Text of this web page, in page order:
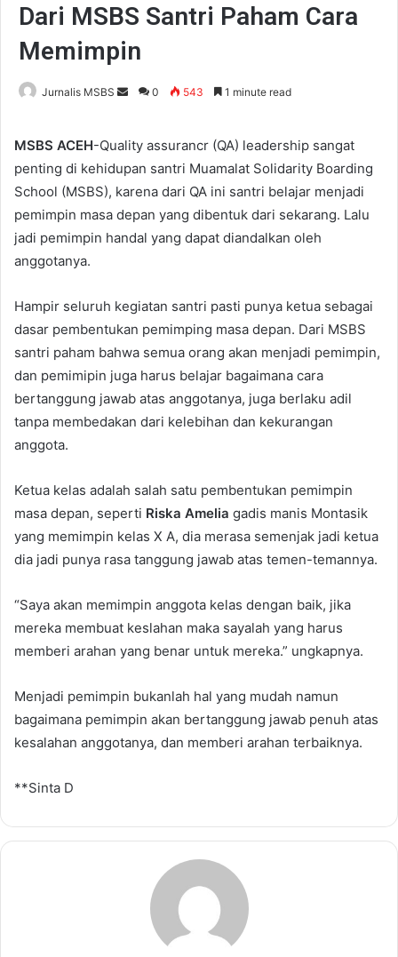
Dari MSBS Santri Paham Cara
Memimpin
Jurnalis MSBS
a
n
e
m
l
0 543 1 minute read
MSBS ACEH-Quality assurancr (QA) leadership sangat
penting di kehidupan santri Muamalat Solidarity Boarding
School (MSBS), karena dari QA ini santri belajar menjadi
pemimpin masa depan yang dibentuk dari sekarang. Lalu
jadi pemimpin handal yang dapat diandalkan oleh
anggotanya.
Hampir seluruh kegiatan santri pasti punya ketua sebagai
dasar pembentukan pemimping masa depan. Dari MSBS
santri paham bahwa semua orang akan menjadi pemimpin,
dan pemimipin juga harus belajar bagaimana cara
bertanggung jawab atas anggotanya, juga berlaku adil
tanpa membedakan dari kelebihan dan kekurangan
anggota.
Ketua kelas adalah salah satu pembentukan pemimpin
masa depan, seperti Riska Amelia gadis manis Montasik
yang memimpin kelas X A, dia merasa semenjak jadi ketua
dia jadi punya rasa tanggung jawab atas temen-temannya.
“Saya akan memimpin anggota kelas dengan baik, jika
mereka membuat keslahan maka sayalah yang harus
memberi arahan yang benar untuk mereka.” ungkapnya.
Menjadi pemimpin bukanlah hal yang mudah namun
bagaimana pemimpin akan bertanggung jawab penuh atas
kesalahan anggotanya, dan memberi arahan terbaiknya.
**Sinta D